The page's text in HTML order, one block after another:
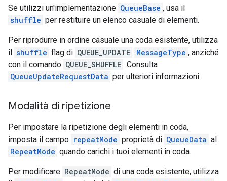
Se utilizzi un'implementazione QueueBase , usa il
shuffle per restituire un elenco casuale di elementi.
Per riprodurre in ordine casuale una coda esistente, utilizza
il shuffle flag di QUEUE_UPDATE MessageType , anziché
con il comando QUEUE_SHUFFLE . Consulta
QueueUpdateRequestData per ulteriori informazioni.
Modalità di ripetizione
Per impostare la ripetizione degli elementi in coda,
imposta il campo repeatMode proprietà di QueueData al
RepeatMode quando carichi i tuoi elementi in coda.
Per modificare RepeatMode di una coda esistente, utilizza